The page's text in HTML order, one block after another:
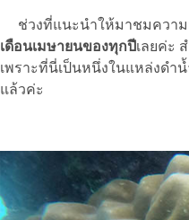
ช่วงที่แนะนำให้มาชมความ
เดือนเมษายนของทุกปีเลยค่ะ
เพราะที่นี่เป็นหนึ่งในแหล่งดำ
แล้วค่ะ